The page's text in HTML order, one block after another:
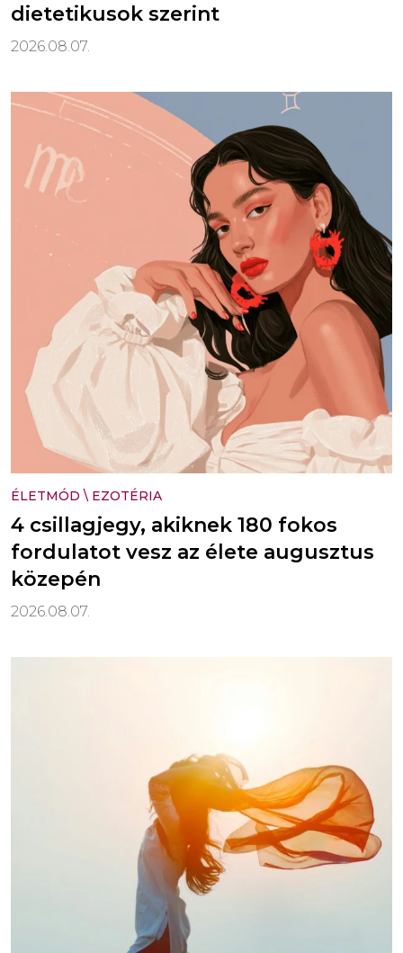
dietetikusok szerint
2026.08.07.
ÉLETMÓD \ EZOTÉRIA
4 csillagjegy, akiknek 180 fokos
fordulatot vesz az élete augusztus
közepén
2026.08.07.